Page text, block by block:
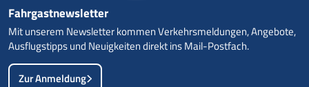
Fahrgastnewsletter
Mit unserem Newsletter kommen Verkehrsmeldungen, Angebote,
Ausflugstipps und Neuigkeiten direkt ins Mail-Postfach.
Zur Anmeldung